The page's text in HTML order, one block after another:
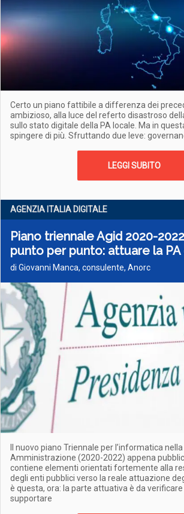
Certo un piano fattibile a differenza dei
ambizioso, alla luce del referto disastroso
sullo stato digitale della PA locale. Ma in
spingere di più. Sfruttando due leve:
LEGGI SUBITO
AGENZIA ITALIA DIGITALE
Piano triennale Agid 2020-
punto per punto: attuare la
di Giovanni Manca, consulente, Anorc
Il nuovo piano Triennale per l’informatica
Amministrazione (2020-2022) appena
contiene elementi orientati fortemente alla
degli enti pubblici verso la reale attuazione
è questa, ora: la parte attuativa è da
supportare